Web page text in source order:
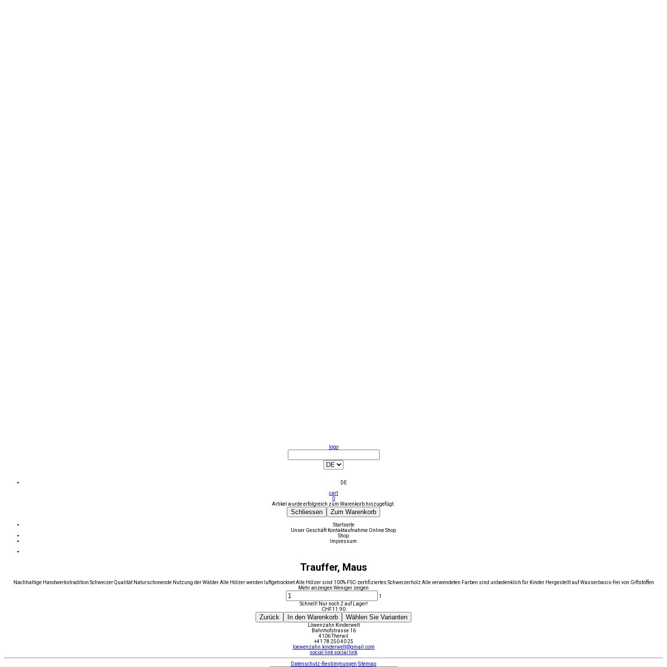
logo
DE
cart
0
Artikel wurde erfolgreich zum Warenkorb hinzugefügt.
Schliessen Zum Warenkorb
Startseite
Unser Geschäft Kontaktaufnahme Online Shop
Shop
Impressum
Trauffer, Maus
Nachhaltige Handwerkstradition Schweizer Qualität Naturschonende Nutzung der Wälder Alle Hölzer werden luftgetrocknet Alle Hölzer sind 100% FSC-zertifiziertes Schweizerholz Alle verwendeten Farben sind unbedenklich für Kinder Hergestellt auf Wasserbasis-frei von Giftstoffen
Mehr anzeigen Weniger zeigen
1
Schnell! Nur noch 2 auf Lager!
CHF11.90
Zurück In den Warenkorb Wählen Sie Varianten
Löwenzahn Kinderwelt
Bahnhofstrasse 16
4106 Therwil
+41 78 250 40 25
loewenzahn.kinderwelt@gmail.com
social link social link
Datenschutz-Bestimmungen Sitemap